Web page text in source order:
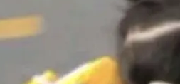
年前就发现了，
指出 SwiftU
）</span></li>
新增了始终
的脚本的功能</
对话语音语言模
Speec
，MLC-SLM）T
语音算法团队以
源 Qwen3.
家族迄今最强大